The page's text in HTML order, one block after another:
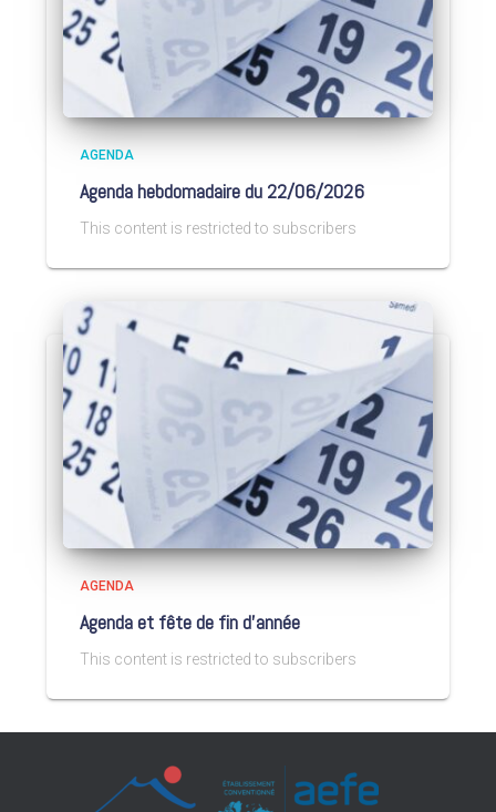
AGENDA
Agenda hebdomadaire du 22/06/2026
This content is restricted to subscribers
AGENDA
Agenda et fête de fin d’année
This content is restricted to subscribers